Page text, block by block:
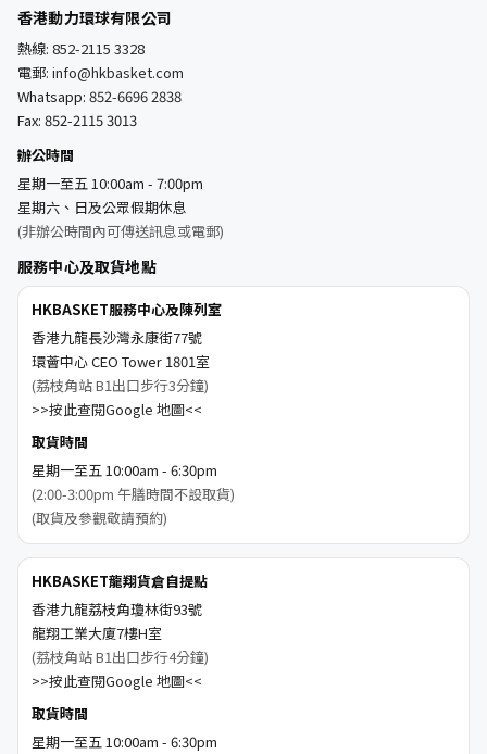
香港動力環球有限公司
熱線: 852-2115 3328
電郵: info@hkbasket.com
Whatsapp: 852-6696 2838
Fax: 852-2115 3013
辦公時間
星期一至五 10:00am - 7:00pm
星期六、日及公眾假期休息
(非辦公時間內可傳送訊息或電郵)
服務中心及取貨地點
HKBASKET服務中心及陳列室
香港九龍長沙灣永康街77號
環薈中心 CEO Tower 1801室
(荔枝角站 B1出口步行3分鐘)
>>按此查閱Google 地圖<<
取貨時間
星期一至五 10:00am - 6:30pm
(2:00-3:00pm 午膳時間不設取貨)
(取貨及參觀敬請預約)
HKBASKET龍翔貨倉自提點
香港九龍荔枝角瓊林街93號
龍翔工業大廈7樓H室
(荔枝角站 B1出口步行4分鐘)
>>按此查閱Google 地圖<<
取貨時間
星期一至五 10:00am - 6:30pm